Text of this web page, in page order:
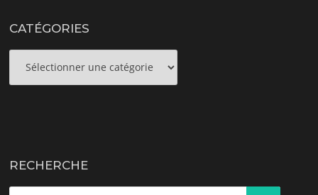
CATÉGORIES
RECHERCHE